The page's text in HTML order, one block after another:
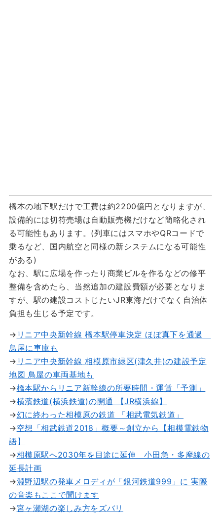
橋本の地下駅だけで工費は約2200億円となりますが、
設備的には切符売場は自動販売機だけなど簡略化され
る可能性もあります。(列車にはスマホやQRコードで
乗るなど、国内航空と同様の新システムになる可能性
がある)
なお、駅に広場を作ったり商業ビルを作るなどの修平
整備を含めたら、当然追加の建設費額が必要となりま
すが、駅の建設コストじたいJR東海だけでなく自治体
負担も生じる予定です。
→ リニア中央新幹線 橋本駅停車決定 ほぼ真下を通過
鳥屋に車庫も
→ リニア中央新幹線 相模原市緑区(津久井)の建設予定
地図 鳥屋の車両基地も
→橋本駅からリニア新幹線の所要時間・運賃「予測」
→横濱鉄道(横浜鉄道)の開通 【JR横浜線】
→幻に終わった相模原の鉄道 「相武電気鉄道」
→空想「相武鉄道2018」概要～創立から【相模電鉄物
語】
→相模原駅へ2030年を目途に延伸 小田急・多摩線の
延長計画
→淵野辺駅の発車メロディが「銀河鉄道999」に 実際
の音楽もここで聞けます
→宮ヶ瀬湖の楽しみ方をズバリ